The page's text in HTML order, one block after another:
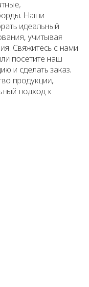
Наши
идеальный
учитывая
Свяжитесь с нами
посетите наш
и сделать заказ.
продукции,
подход к